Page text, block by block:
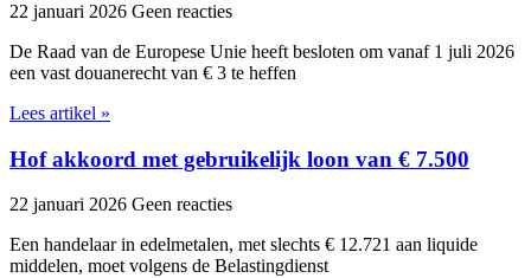
22 januari 2026 Geen reacties
De Raad van de Europese Unie heeft besloten om vanaf 1 juli 2026
een vast douanerecht van € 3 te heffen
Lees artikel »
Hof akkoord met gebruikelijk loon van € 7.500
22 januari 2026 Geen reacties
Een handelaar in edelmetalen, met slechts € 12.721 aan liquide
middelen, moet volgens de Belastingdienst